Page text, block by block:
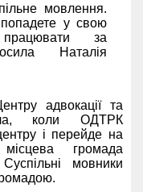
мовлення.
у свою
за
Наталія
адвокації та
коли ОДТРК
і перейде на
громада
мовники